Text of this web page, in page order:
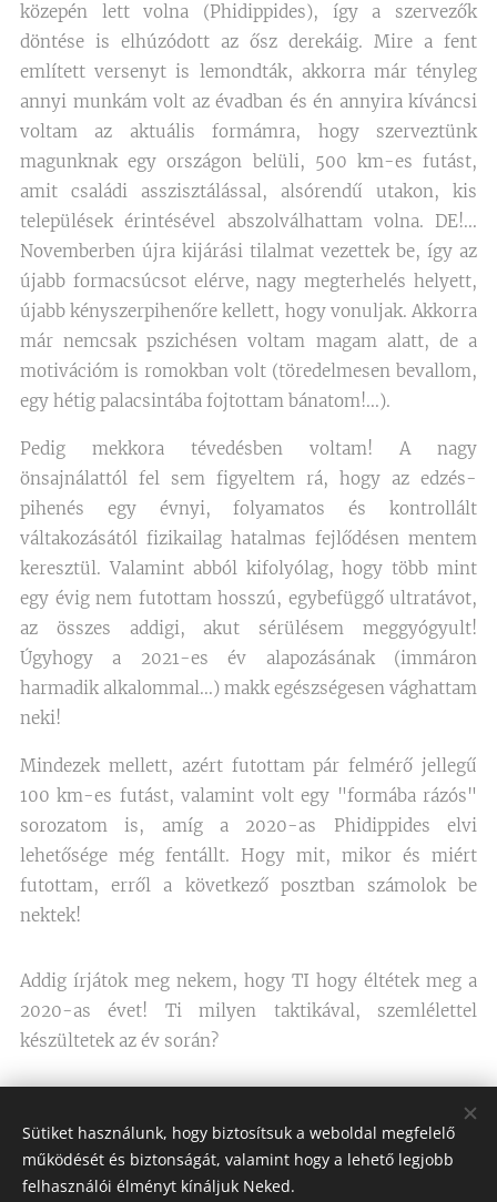
közepén lett volna (Phidippides), így a szervezők
döntése is elhúzódott az ősz derekáig. Mire a fent
említett versenyt is lemondták, akkorra már tényleg
annyi munkám volt az évadban és én annyira kíváncsi
voltam az aktuális formámra, hogy szerveztünk
magunknak egy országon belüli, 500 km-es futást,
amit családi asszisztálással, alsórendű utakon, kis
települések érintésével abszolválhattam volna. DE!...
Novemberben újra kijárási tilalmat vezettek be, így az
újabb formacsúcsot elérve, nagy megterhelés helyett,
újabb kényszerpihenőre kellett, hogy vonuljak. Akkorra
már nemcsak pszichésen voltam magam alatt, de a
motivációm is romokban volt (töredelmesen bevallom,
egy hétig palacsintába fojtottam bánatom!...).
Pedig mekkora tévedésben voltam! A nagy
önsajnálattól fel sem figyeltem rá, hogy az edzés-
pihenés egy évnyi, folyamatos és kontrollált
váltakozásától fizikailag hatalmas fejlődésen mentem
keresztül. Valamint abból kifolyólag, hogy több mint
egy évig nem futottam hosszú, egybefüggő ultratávot,
az összes addigi, akut sérülésem meggyógyult!
Úgyhogy a 2021-es év alapozásának (immáron
harmadik alkalommal...) makk egészségesen vághattam
neki!
Mindezek mellett, azért futottam pár felmérő jellegű
100 km-es futást, valamint volt egy "formába rázós"
sorozatom is, amíg a 2020-as Phidippides elvi
lehetősége még fentállt. Hogy mit, mikor és miért
futottam, erről a következő posztban számolok be
nektek!
Addig írjátok meg nekem, hogy TI hogy éltétek meg a
2020-as évet! Ti milyen taktikával, szemlélettel
készültetek az év során?
Sütiket használunk, hogy biztosítsuk a weboldal megfelelő
működését és biztonságát, valamint hogy a lehető legjobb
felhasználói élményt kínáljuk Neked.